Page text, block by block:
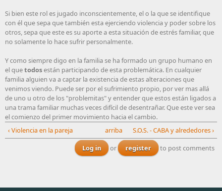
Si bien este rol es jugado inconscientemente, el o la que se identifique
con él que sepa que también esta ejerciendo violencia y poder sobre los
otros, sepa que este es su aporte a esta situación de estrés familiar, que
no solamente lo hace sufrir personalmente.
Y como siempre digo en la familia se ha formado un grupo humano en
el quetodosestán participando de esta problemática. En cualquier
familia alguien va a captar la existencia de estas alteraciones que
venimos viendo. Puede ser por el sufrimiento propio, por ver mas allá
de uno u otro de los "problemitas" y entender que estos están ligados a
una trama familiar muchas veces difícil de desentrañar. Que este ver sea
el comienzo del primer movimiento hacia el cambio.
‹ Violencia en la pareja
arriba S.O.S. - CABA y alrededores ›
Log in or register to post comments